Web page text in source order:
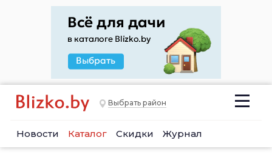
Выбрать район
Новости Каталог Скидки Журнал